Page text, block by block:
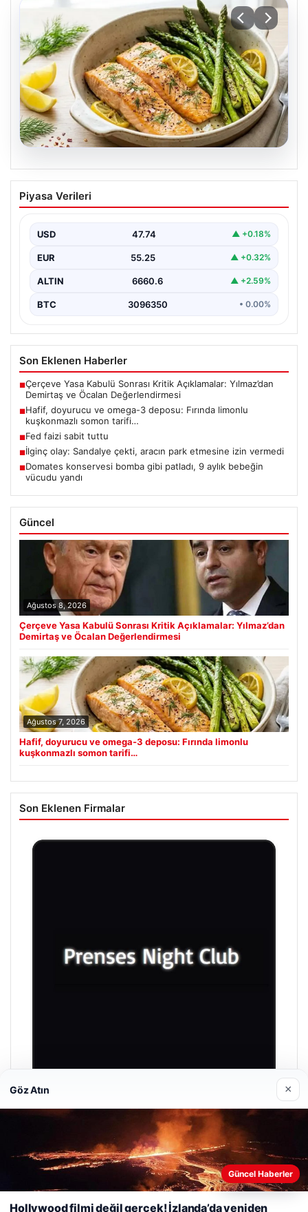
Hafif, doyurucu ve omega-3 deposu:
Fırında limonlu kuşkonmazlı somon
Piyasa Verileri
USD 47.74 ▲ +0.18%
EUR 55.25 ▲ +0.32%
ALTIN 6660.6 ▲ +2.59%
BTC 3096350 • 0.00%
Son Eklenen Haberler
■Çerçeve Yasa Kabulü Sonrası Kritik Açıklamalar: Yılmaz’dan
Demirtaş ve Öcalan Değerlendirmesi
■Hafif, doyurucu ve omega-3 deposu: Fırında limonlu
kuşkonmazlı somon tarifi…
■Fed faizi sabit tuttu
■İlginç olay: Sandalye çekti, aracın park etmesine izin vermedi
■Domates konservesi bomba gibi patladı, 9 aylık bebeğin
vücudu yandı
Güncel
Ağustos 8, 2026
Çerçeve Yasa Kabulü Sonrası Kritik Açıklamalar: Yılmaz’dan
Demirtaş ve Öcalan Değerlendirmesi
Ağustos 7, 2026
Hafif, doyurucu ve omega-3 deposu: Fırında limonlu
kuşkonmazlı somon tarifi…
Son Eklenen Firmalar
Prenses Night Club
Web sitemizi nasıl kullandığınızı daha iyi anlayabilmek,
Göz Atın ×
Güncel Haberler
Hollywood filmi değil gerçek! İzlanda’da yeniden